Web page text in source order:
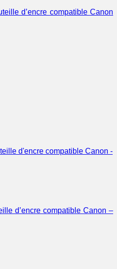
d’encre compatible Canon
d’encre compatible Canon –